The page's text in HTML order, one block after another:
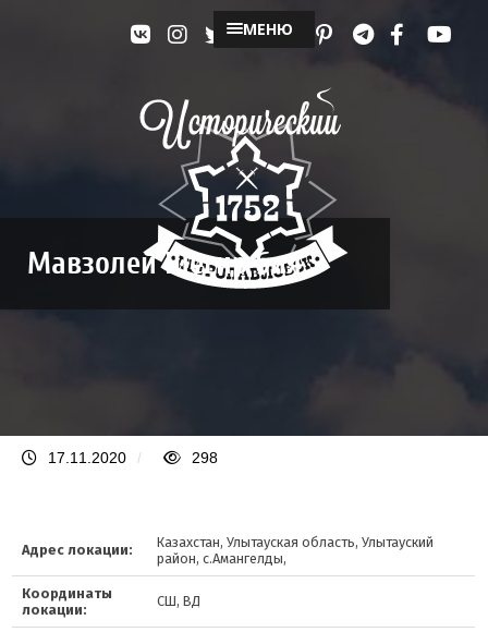
МЕНЮ
Мавзолей Шегир бия
17.11.2020 / 298
Адрес локации:
Казахстан, Улытауская область, Улытауский
район, с.Амангелды,
Координаты
локации:
СШ, ВД